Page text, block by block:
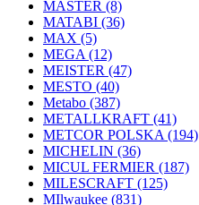
MASTER (8)
MATABI (36)
MAX (5)
MEGA (12)
MEISTER (47)
MESTO (40)
Metabo (387)
METALLKRAFT (41)
METCOR POLSKA (194)
MICHELIN (36)
MICUL FERMIER (187)
MILESCRAFT (125)
MIlwaukee (831)